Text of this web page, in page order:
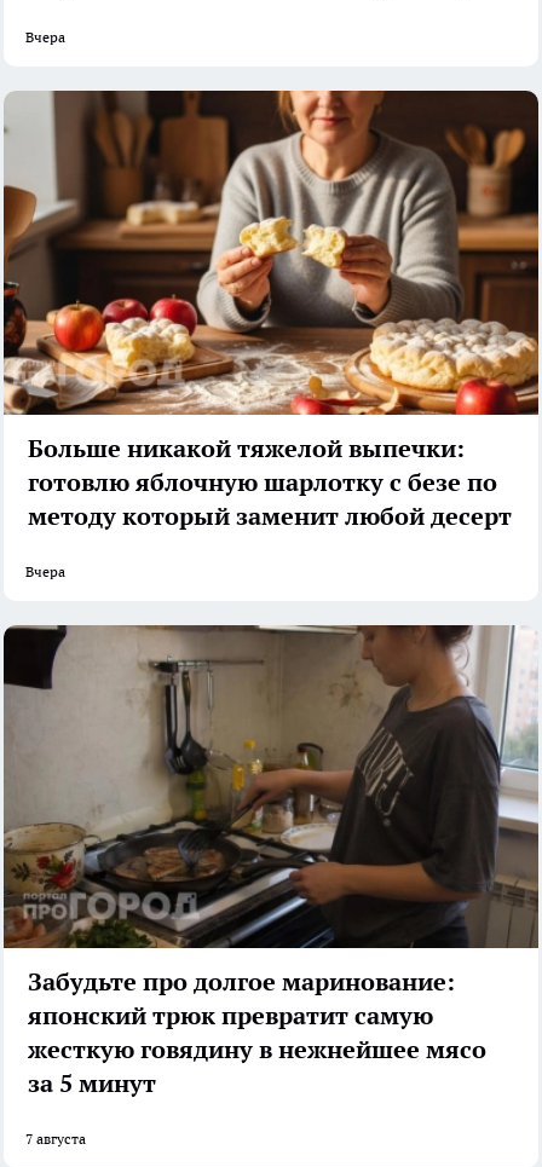
Вчера
Больше никакой тяжелой выпечки:
готовлю яблочную шарлотку с безе по
методу который заменит любой десерт
Вчера
Забудьте про долгое маринование:
японский трюк превратит самую
жесткую говядину в нежнейшее мясо
за 5 минут
7 августа